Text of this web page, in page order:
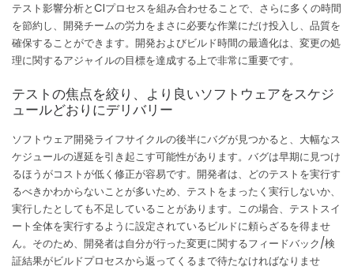
テスト影響分析とCIプロセスを組み合わせることで、さらに多くの時間
を節約し、開発チームの労力をまさに必要な作業にだけ投入し、品質を
確保することができます。 開発およびビルド時間の最適化は、変更の処
理に関するアジャイルの目標を達成する上で非常に重要です。
テストの焦点を絞り、より良いソフトウェアをスケジ
ュールどおりにデリバリー
ソフトウェア開発ライフサイクルの後半にバグが見つかると、大幅なス
ケジュールの遅延を引き起こす可能性があります。バグは早期に見つけ
るほうがコストが低く修正が容易です。 開発者は、どのテストを実行す
るべきかわからないことが多いため、テストをまったく実行しないか、
実行したとしても不足していることがあります。 この場合、テストスイ
ート全体を実行するように設定されているビルドに頼らざるを得ませ
ん。そのため、開発者は自分が行った変更に関するフィードバック/検
証結果がビルドプロセスから返ってくるまで待たなければなりませ